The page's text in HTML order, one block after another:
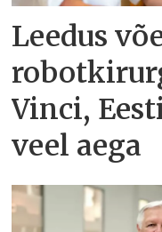
Leedus
Vinci,
veel aega